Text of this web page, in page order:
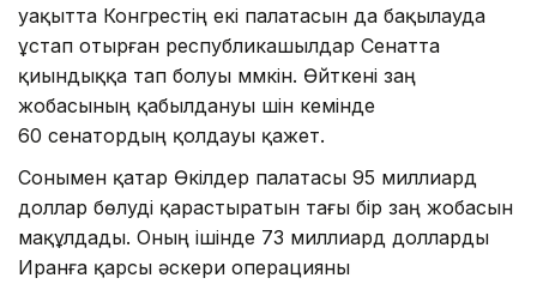
уақытта Конгрестің екі палатасын да бақылауда
ұстап отырған республикашылдар Сенатта
қиындыққа тап болуы мүмкін. Өйткені заң
жобасының қабылдануы үшін кемінде
60 сенатордың қолдауы қажет.
Сонымен қатар Өкілдер палатасы 95 миллиард
доллар бөлуді қарастыратын тағы бір заң жобасын
мақұлдады. Оның ішінде 73 миллиард долларды
Иранға қарсы әскери операцияны